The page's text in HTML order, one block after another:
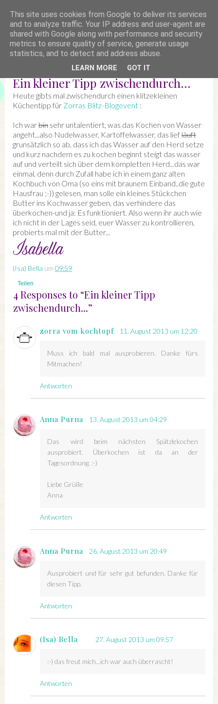
Ein kleiner Tipp zwischendurch...
Heute gibts mal zwischendurch einen klitzekleinen
Küchentipp für Zorras Blitz-Blogevent :
Ich warbin sehr untalentiert, was das Kochen von Wasser
angeht...also Nudelwasser, Kartoffelwasser, das liefläuft
grunsätzlich so ab, dass ich das Wasser auf den Herd setze
und kurz nachdem es zu kochen beginnt steigt das wasser
auf und verteilt sich über dem kompletten Herd...das war
einmal, denn durch Zufall habe ich in einem ganz alten
Kochbuch von Oma (so eins mit braunem Einband..die gute
Hausfrau ;-)) gelesen, man solle ein kleines Stückchen
Butter ins Kochwasser geben, das verhindere das
überkochen-und ja: Es funktioniert. Also wenn ihr auch wie
ich nicht in der Lages seid, euer Wasser zu kontrollieren,
probierts mal mit der Butter...
(Isa) Bella um 09:59
Teilen
4 Responses to “Ein kleiner Tipp
zwischendurch...”
zorra vom kochtopf 11. August 2013 um 12:20
Muss ich bald mal ausprobieren. Danke fürs
Mitmachen!
Antworten
Anna Purna 13. August 2013 um 04:29
Das wird beim nächsten Spätzlekochen
ausprobiert. Überkochen ist da an der
Tagesordnung. :-)
Liebe Grüße
Anna
Antworten
Anna Purna 26. August 2013 um 20:49
Ausprobiert und für sehr gut befunden. Danke für
diesen Tipp.
Antworten
(Isa) Bella 27. August 2013 um 09:57
:-) das freut mich...ich war auch überrascht!
Antworten
This site uses cookies from Google to deliver its services
and to analyze traffic. Your IP address and user-agent are
shared with Google along with performance and security
metrics to ensure quality of service, generate usage
statistics, and to detect and address abuse.
LEARN MORE GOT IT